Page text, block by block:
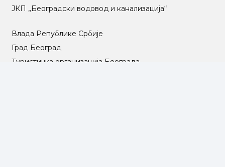
ЈКП „Београдски водовод и канализација“
Влада Републике Србије
Град Београд
Туристичка организација Београда